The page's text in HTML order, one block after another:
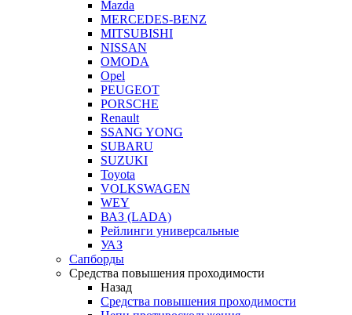
Mazda
MERCEDES-BENZ
MITSUBISHI
NISSAN
OMODA
Opel
PEUGEOT
PORSCHE
Renault
SSANG YONG
SUBARU
SUZUKI
Toyota
VOLKSWAGEN
WEY
ВАЗ (LADA)
Рейлинги универсальные
УАЗ
Сапборды
Средства повышения проходимости
Назад
Средства повышения проходимости